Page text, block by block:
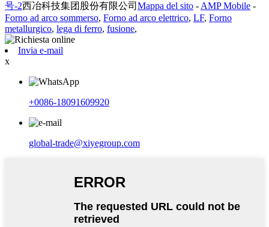
号-2西冶科技集团股份有限公司 Mappa del sito -AMP Mobile -
Forno ad arco sommerso, Forno ad arco elettrico, LF, Forno
metallurgico, lega di ferro, fusione,
Invia e-mail
x
+0086-18091609920
global-trade@xiyegroup.com